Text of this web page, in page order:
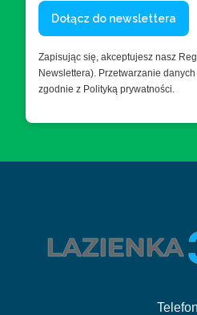
Dołącz do newslettera
Zapisując się, akceptujesz nasz
Newslettera). Przetwarzanie
zgodnie z Polityką prywatności.